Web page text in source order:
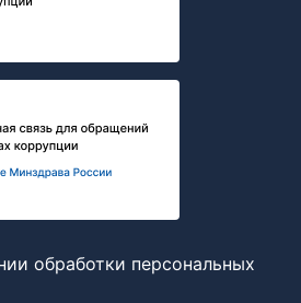
обработки персональных